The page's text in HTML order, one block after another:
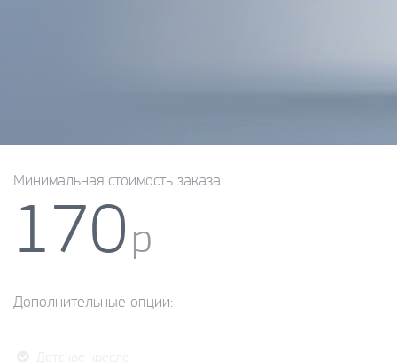
Минимальная стоимость заказа:
170р
Дополнительные опции: